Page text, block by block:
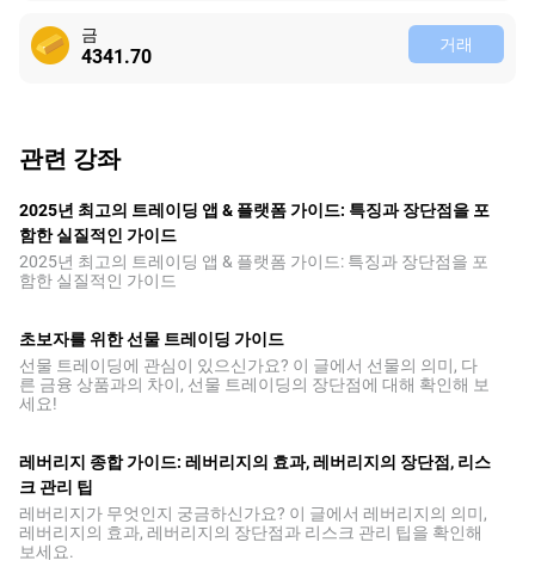
금
4341.70 거래
관련 강좌
2025년 최고의 트레이딩 앱 & 플랫폼 가이드: 특징과 장단점을 포
함한 실질적인 가이드
2025년 최고의 트레이딩 앱 & 플랫폼 가이드: 특징과 장단점을 포
함한 실질적인 가이드
초보자를 위한 선물 트레이딩 가이드
선물 트레이딩에 관심이 있으신가요? 이 글에서 선물의 의미, 다
른 금융 상품과의 차이, 선물 트레이딩의 장단점에 대해 확인해 보
세요!
레버리지 종합 가이드: 레버리지의 효과, 레버리지의 장단점, 리스
크 관리 팁
레버리지가 무엇인지 궁금하신가요? 이 글에서 레버리지의 의미,
레버리지의 효과, 레버리지의 장단점과 리스크 관리 팁을 확인해
보세요.